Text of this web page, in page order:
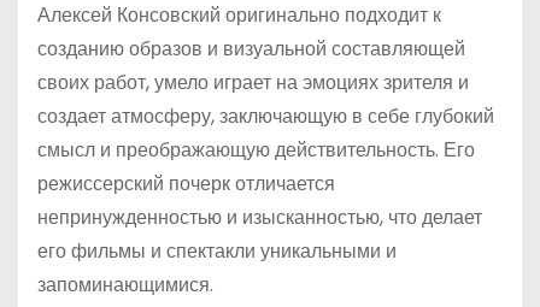
Алексей Консовский оригинально подходит к
созданию образов и визуальной составляющей
своих работ, умело играет на эмоциях зрителя и
создает атмосферу, заключающую в себе глубокий
смысл и преображающую действительность. Его
режиссерский почерк отличается
непринужденностью и изысканностью, что делает
его фильмы и спектакли уникальными и
запоминающимися.